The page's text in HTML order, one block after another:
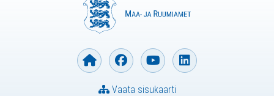
Vaata sisukaarti